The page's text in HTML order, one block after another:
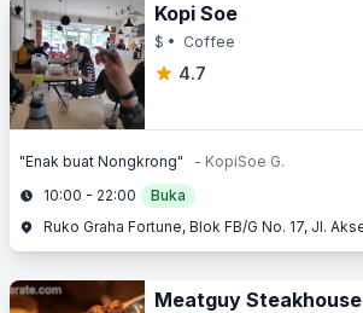
Kopi Soe
$ • Coffee
4.7
"Enak buat Nongkrong"
- KopiSoe G.
10:00 - 22:00
Buka
Meatguy Steakhouse